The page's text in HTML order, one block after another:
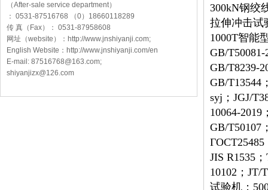
（After-sale service department）
： 0531-87516768 （0）18660118289
传 真（Fax）： 0531-87958608
网址（website）：http://www.jnshiyanji.com;
English Website：http://www.jnshiyanji.com/en
E-mail: 87516768@163.com;
shiyanjizx@126.com
300kN钢绞
拉伸冲击试
1000T智能
GB/
GB/T8239-
GB/T13544
syj；JGJ/
10064-2019
GB/T50107
ГОСТ25485
JIS R1535
10102；JT/
试验机；